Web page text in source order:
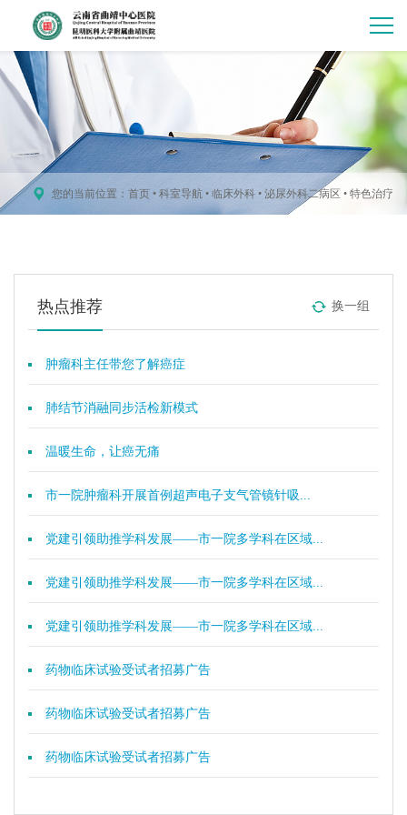
您的当前位置： 首页 • 科室导航 • 临床外科 • 泌尿外科二病区 • 特色治疗
热点推荐 换一组
肿瘤科主任带您了解癌症
肺结节消融同步活检新模式
温暖生命，让癌无痛
市一院肿瘤科开展首例超声电子支气管镜针吸...
党建引领助推学科发展——市一院多学科在区域...
党建引领助推学科发展——市一院多学科在区域...
党建引领助推学科发展——市一院多学科在区域...
药物临床试验受试者招募广告
药物临床试验受试者招募广告
药物临床试验受试者招募广告